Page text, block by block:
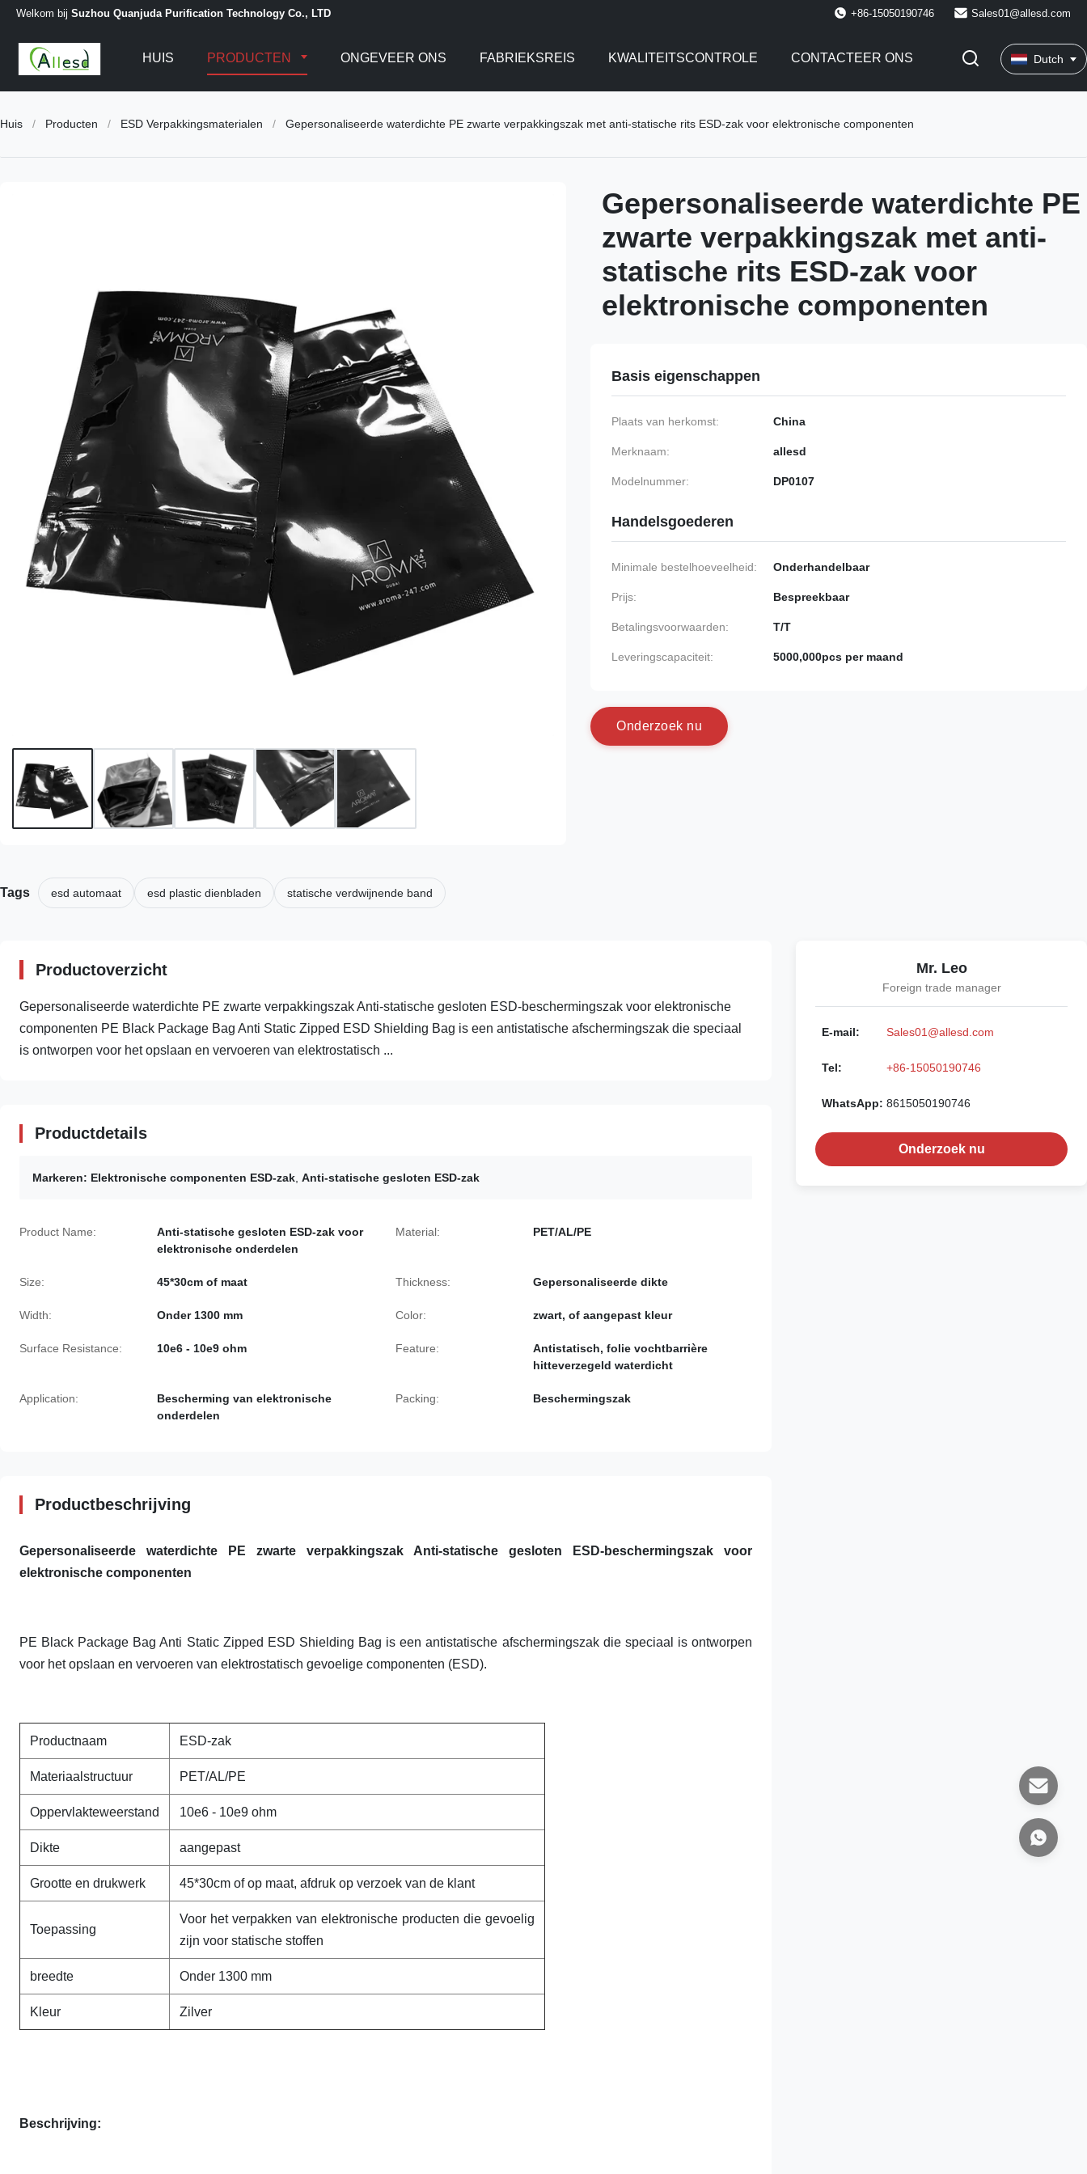
Welkom bij Suzhou Quanjuda Purification Technology Co., LTD +86-15050190746 Sales01@allesd.com
HUIS PRODUCTEN ONGEVEER ONS FABRIEKSREIS KWALITEITSCONTROLE CONTACTEER ONS Dutch
Huis / Producten / ESD Verpakkingsmaterialen / Gepersonaliseerde waterdichte PE zwarte verpakkingszak met anti-statische rits ESD-zak voor elektronische componenten
Gepersonaliseerde waterdichte PE
zwarte verpakkingszak met anti-
statische rits ESD-zak voor
elektronische componenten
Basis eigenschappen
Plaats van herkomst: China
Merknaam: allesd
Modelnummer: DP0107
Handelsgoederen
Minimale bestelhoeveelheid: Onderhandelbaar
Prijs: Bespreekbaar
Betalingsvoorwaarden: T/T
Leveringscapaciteit: 5000,000pcs per maand
Onderzoek nu
Tags esd automaat esd plastic dienbladen statische verdwijnende band
Productoverzicht
Gepersonaliseerde waterdichte PE zwarte verpakkingszak Anti-statische gesloten ESD-beschermingszak voor elektronische
componenten PE Black Package Bag Anti Static Zipped ESD Shielding Bag is een antistatische afschermingszak die speciaal
is ontworpen voor het opslaan en vervoeren van elektrostatisch ...
Productdetails
Markeren: Elektronische componenten ESD-zak Anti-statische gesloten ESD-zak
Product Name:
Anti-statische gesloten ESD-zak voor
elektronische onderdelen
Material: PET/AL/PE
Size: 45*30cm of maat Thickness: Gepersonaliseerde dikte
Width: Onder 1300 mm Color: zwart, of aangepast kleur
Surface Resistance: 10e6 - 10e9 ohm Feature:
Antistatisch, folie vochtbarrière
hitteverzegeld waterdicht
Application:
Bescherming van elektronische
onderdelen
Packing: Beschermingszak
Productbeschrijving
Gepersonaliseerde waterdichte PE zwarte verpakkingszak Anti-statische gesloten ESD-beschermingszak
voor
elektronische componenten
PE Black Package Bag Anti Static Zipped ESD Shielding Bag is een antistatische afschermingszak die speciaal is ontworpen
voor het opslaan en vervoeren van elektrostatisch gevoelige componenten (ESD).
Productnaam ESD-zak
Materiaalstructuur PET/AL/PE
Oppervlakteweerstand 10e6 - 10e9 ohm
Dikte aangepast
Grootte en drukwerk 45*30cm of op maat, afdruk op verzoek van de klant
Toepassing
Voor het verpakken van elektronische producten die gevoelig
zijn voor statische stoffen
breedte Onder 1300 mm
Kleur Zilver
Beschrijving:
Mr. Leo
Foreign trade manager
E-mail: Sales01@allesd.com
Tel: +86-15050190746
WhatsApp: 8615050190746
Onderzoek nu